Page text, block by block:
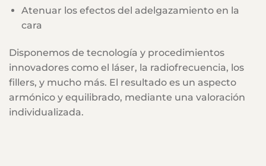
Atenuar los efectos del adelgazamiento en la
cara
Disponemos de tecnología y procedimientos
innovadores como el láser, la radiofrecuencia, los
fillers, y mucho más. El resultado es un aspecto
armónico y equilibrado, mediante una valoración
individualizada.